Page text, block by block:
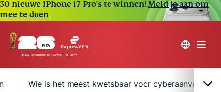
30 nieuwe iPhone 17 Pro's te winnen!Meld je aan om
mee te doen
Wie is het meest kwetsbaar voor cyberaanvallen?